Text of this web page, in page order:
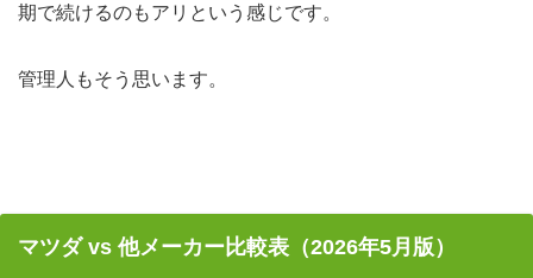
期で続けるのもアリという感じです。
管理人もそう思います。
マツダ vs 他メーカー比較表（2026年5月版）